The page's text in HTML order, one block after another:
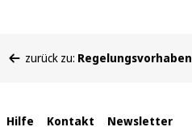
befinden
zurück zu: Regelungsvorhaben
Hilfe Kontakt Newsletter